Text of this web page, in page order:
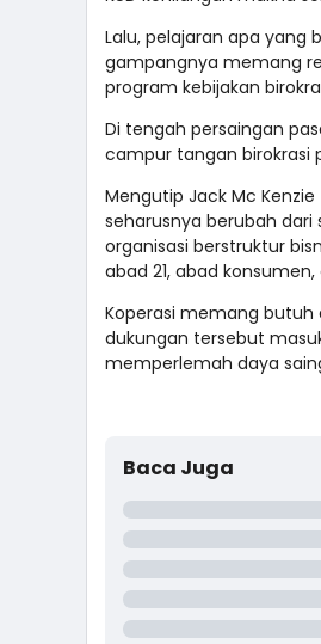
Lalu, pelajaran apa yang
gampangnya memang
program kebijakan
Di tengah persaingan
campur tangan birokrasi
Mengutip Jack Mc
seharusnya berubah
organisasi berstruktur
abad 21, abad
Koperasi memang butuh
dukungan tersebut
memperlemah daya
Baca Juga